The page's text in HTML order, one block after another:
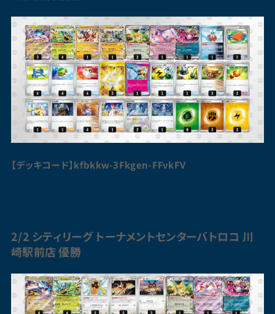
【デッキコード】kfbkkw-3Fkgen-FFvkFV
2/2 シティリーグ トーナメントセンターバトロコ 川
崎駅前店 優勝